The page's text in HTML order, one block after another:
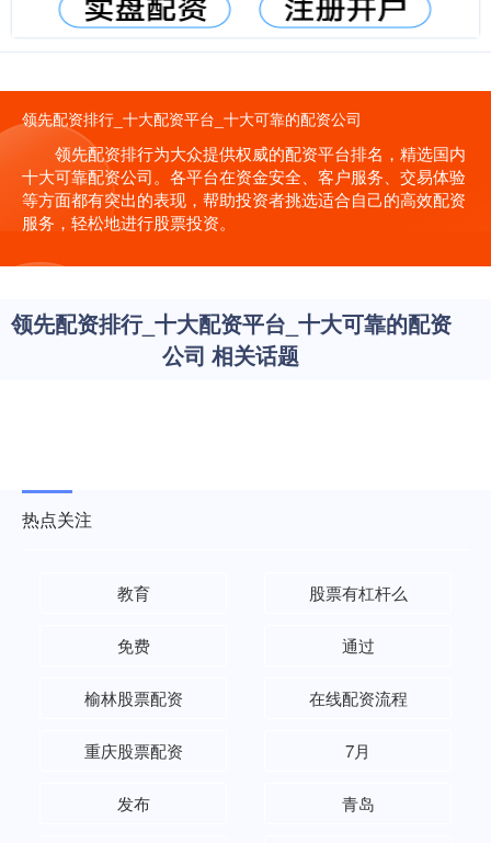
领先配资排行_十大配资平台_十大可靠的配资公司
领先配资排行为大众提供权威的配资平台排名，精选国内
十大可靠配资公司。各平台在资金安全、客户服务、交易体验
等方面都有突出的表现，帮助投资者挑选适合自己的高效配资
服务，轻松地进行股票投资。
领先配资排行_十大配资平台_十大可靠的配资
公司 相关话题
热点关注
教育 股票有杠杆么
免费 通过
榆林股票配资 在线配资流程
重庆股票配资 7月
发布 青岛